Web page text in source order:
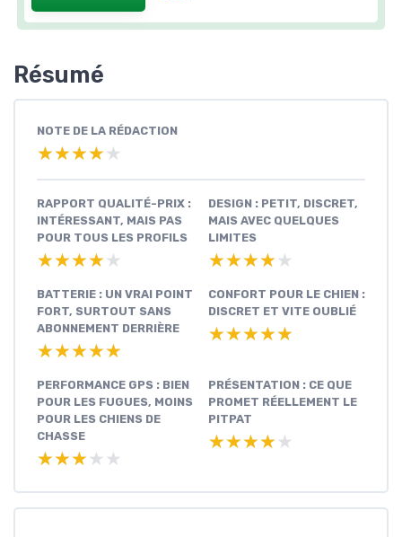
Résumé
NOTE DE LA RÉDACTION
★★★★★
★★★★★
RAPPORT QUALITÉ-PRIX :
INTÉRESSANT, MAIS PAS
POUR TOUS LES PROFILS
★★★★★
★★★★★
DESIGN : PETIT, DISCRET,
MAIS AVEC QUELQUES
LIMITES
★★★★★
★★★★★
BATTERIE : UN VRAI POINT
FORT, SURTOUT SANS
ABONNEMENT DERRIÈRE
★★★★★
★★★★★
CONFORT POUR LE CHIEN :
DISCRET ET VITE OUBLIÉ
★★★★★
★★★★★
PERFORMANCE GPS : BIEN
POUR LES FUGUES, MOINS
POUR LES CHIENS DE
CHASSE
★★★★★
★★★★★
PRÉSENTATION : CE QUE
PROMET RÉELLEMENT LE
PITPAT
★★★★★
★★★★★